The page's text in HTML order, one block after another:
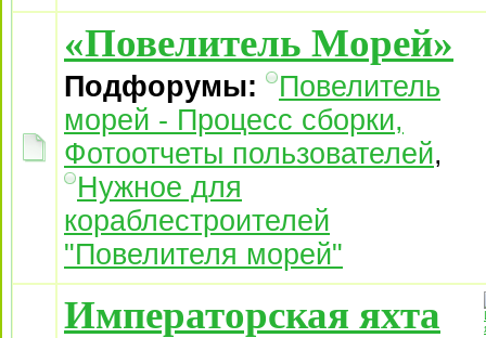
«Повелитель Морей»
Подфорумы:
Повелитель
морей - Процесс сборки,
Фотоотчеты пользователей,
Нужное для
кораблестроителей
"Повелителя морей"
Императорская яхта